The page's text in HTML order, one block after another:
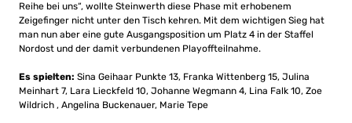
Reihe bei uns“, wollte Steinwerth diese Phase mit erhobenem
Zeigefinger nicht unter den Tisch kehren. Mit dem wichtigen Sieg hat
man nun aber eine gute Ausgangsposition um Platz 4 in der Staffel
Nordost und der damit verbundenen Playoffteilnahme.
Es spielten: Sina Geihaar Punkte 13, Franka Wittenberg 15, Julina
Meinhart 7, Lara Lieckfeld 10, Johanne Wegmann 4, Lina Falk 10, Zoe
Wildrich , Angelina Buckenauer, Marie Tepe